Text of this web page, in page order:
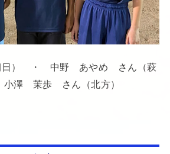
日） ・ 中野 あやめ さん（萩
澤 茉歩 さん（北方）